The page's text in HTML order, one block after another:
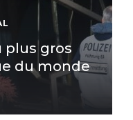
plus gros
du monde